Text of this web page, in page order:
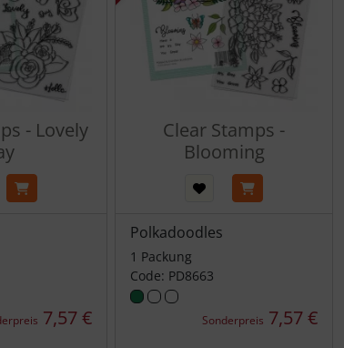
- Lovely
7,57 €
Clear Stamps -
Blooming
Polkadoodles
1 Packung
Code: PD8663
Sonderpreis 7,57 €